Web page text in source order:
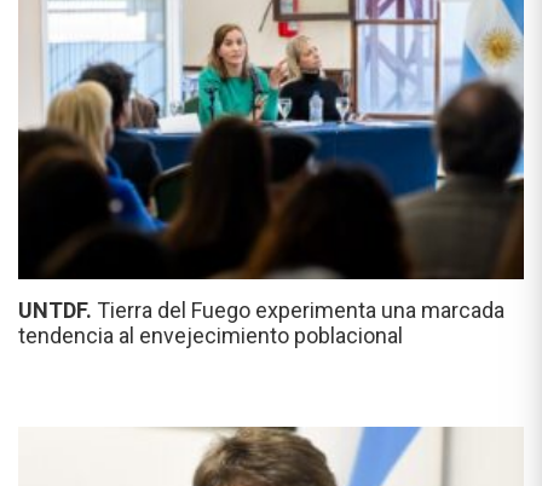
UNTDF. Tierra del Fuego experimenta una marcada
tendencia al envejecimiento poblacional